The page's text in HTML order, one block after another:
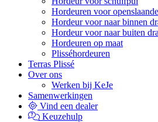
Hordeuren voor
Hordeur voor naar binnen
Hordeur voor naar buiten
Hordeuren op maat
Plisséhordeuren
Terras Plissé
Over ons
Werken bij KeJe
Samenwerkingen
Vind een dealer
Keuzehulp